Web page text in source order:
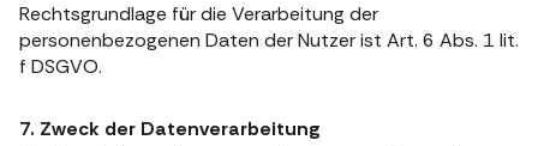
Rechtsgrundlage für die Verarbeitung der
personenbezogenen Daten der Nutzer ist Art. 6 Abs. 1 lit.
f DSGVO.
7. Zweck der Datenverarbeitung